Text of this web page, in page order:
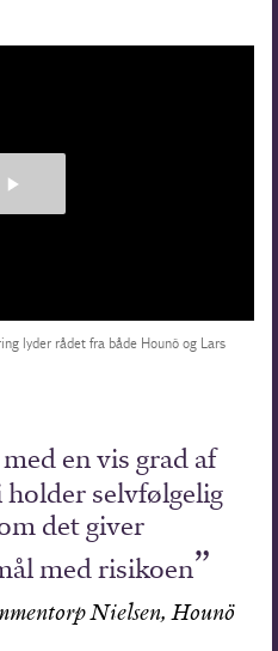
lyder rådet fra både Hounö og Lars
en vis grad af
selvfølgelig
det giver
med risikoen
Nielsen, Hounö